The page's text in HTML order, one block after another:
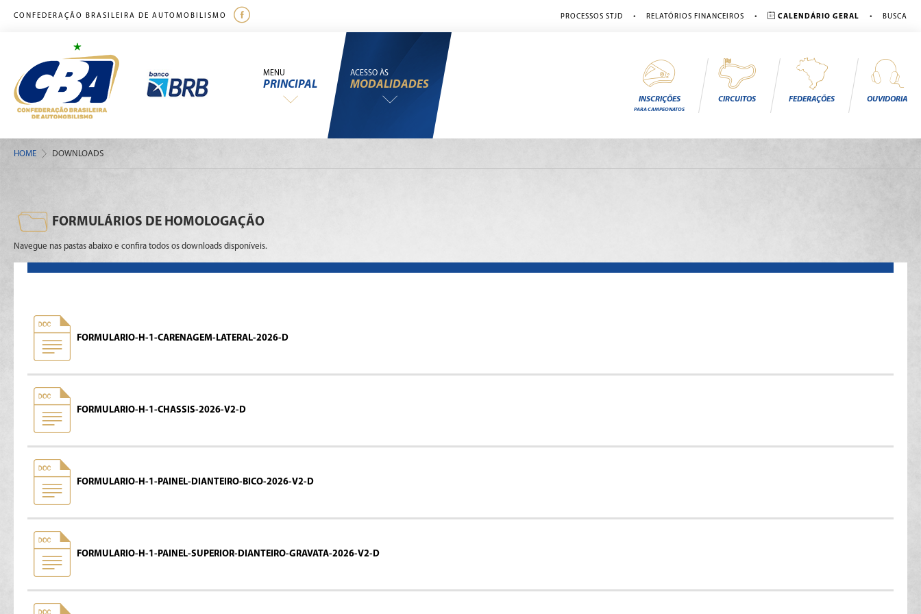
CONFEDERAÇÃO BRASILEIRA DE AUTOMOBILISMO PROCESSOS STJD • RELATÓRIOS FINANCEIROS • CALENDÁRIO GERAL • BUSCA
MENU
PRINCIPAL
ACESSO ÀS
MODALIDADES
INSCRIÇÕES
PARA CAMPEONATOS
CIRCUITOS FEDERAÇÕES OUVIDORIA
HOME DOWNLOADS
FORMULÁRIOS DE HOMOLOGAÇÃO
Navegue nas pastas abaixo e confira todos os downloads disponíveis.
FORMULARIO-H-1-CARENAGEM-LATERAL-2026-D
FORMULARIO-H-1-CHASSIS-2026-V2-D
FORMULARIO-H-1-PAINEL-DIANTEIRO-BICO-2026-V2-D
FORMULARIO-H-1-PAINEL-SUPERIOR-DIANTEIRO-GRAVATA-2026-V2-D